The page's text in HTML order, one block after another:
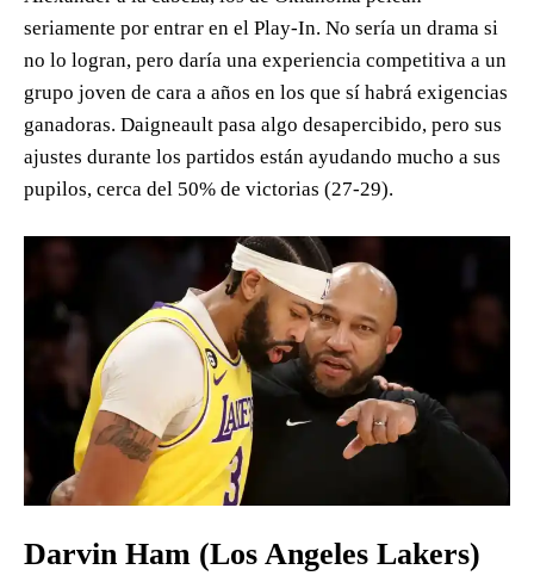
seriamente por entrar en el Play-In. No sería un drama si
no lo logran, pero daría una experiencia competitiva a un
grupo joven de cara a años en los que sí habrá exigencias
ganadoras. Daigneault pasa algo desapercibido, pero sus
ajustes durante los partidos están ayudando mucho a sus
pupilos, cerca del 50% de victorias (27-29).
Darvin Ham (Los Angeles Lakers)